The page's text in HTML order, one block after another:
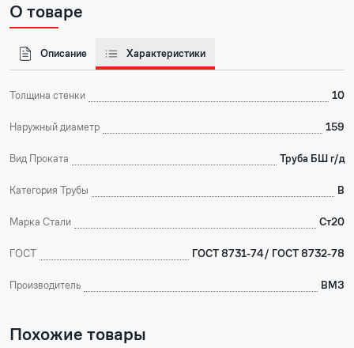
О товаре
Описание Характеристики
Толщина стенки 10
Наружный диаметр 159
Вид Проката Труба БШ г/д
Категория Трубы В
Марка Стали Ст20
ГОСТ ГОСТ 8731-74/ ГОСТ 8732-78
Производитель ВМЗ
Похожие товары